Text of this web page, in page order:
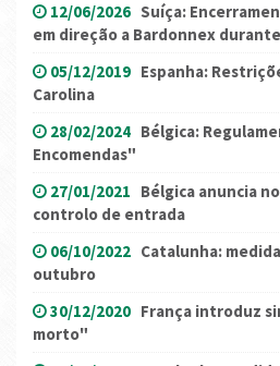
12/06/2026 Suíça:
em direção a Bardonnex
05/12/2019 Espanha:
Carolina
28/02/2024 Bélgica:
Encomendas"
27/01/2021 Bélgica anuncia
controlo de entrada
06/10/2022 Catalunha:
outubro
30/12/2020 França introduz
morto"